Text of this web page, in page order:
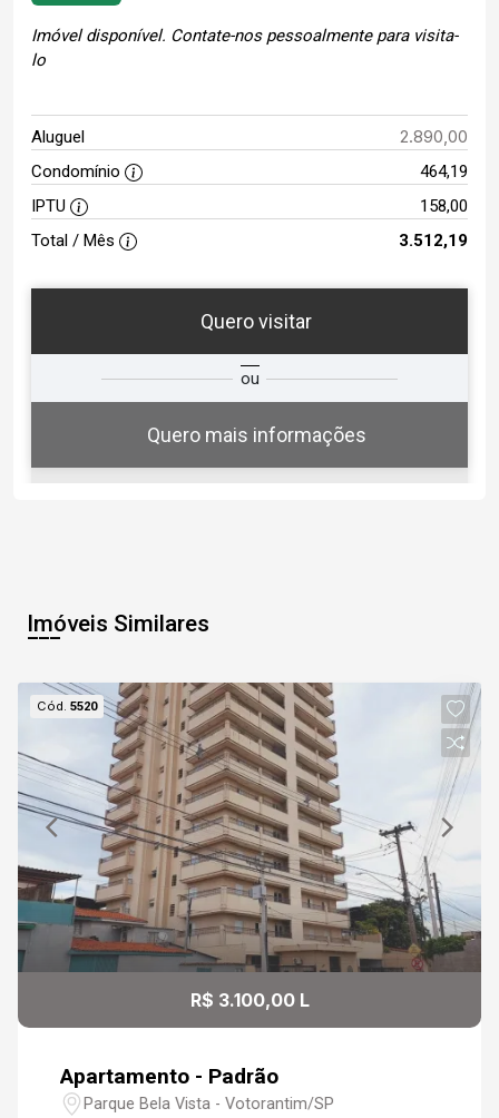
Imóvel disponível. Contate-nos pessoalmente para visita-
lo
Aluguel 2.890,00
Condomínio
464,19
IPTU
158,00
Total / Mês
3.512,19
Quero visitar
ou
Quero mais informações
Qual o melhor dia e horário para
você?
08
Aug/Sat
09
Aug/Sun
10
Aug/Mon
11
18:00
18:30
19:00
Continuar
Imóveis Similares
Cód.5520
R$ 3.100,00 L
Apartamento - Padrão
Parque Bela Vista - Votorantim/SP